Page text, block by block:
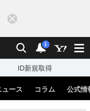
検索 通知
i
ID新規取得
ュース コラム 公式情